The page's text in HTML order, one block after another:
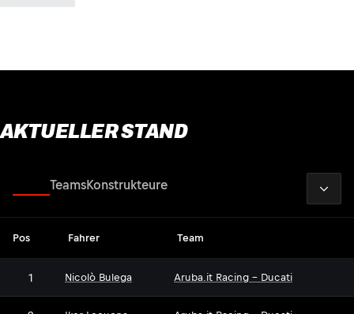
AKTUELLER STAND
TeamsKonstrukteure
Pos Fahrer Team
1 Nicolò Bulega Aruba.it Racing - Ducati